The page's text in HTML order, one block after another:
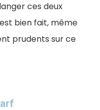
ces deux
bien fait, même
prudents sur ce